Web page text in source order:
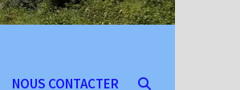
NOUS CONTACTER